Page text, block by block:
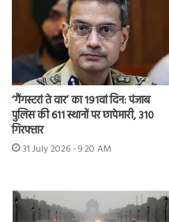
‘गैंगस्टरां ते वार’ का 191वां दिन: पंजाब
पुलिस की 611 स्थानों पर छापेमारी, 310
गिरफ्तार
31 July 2026 - 9:20 AM